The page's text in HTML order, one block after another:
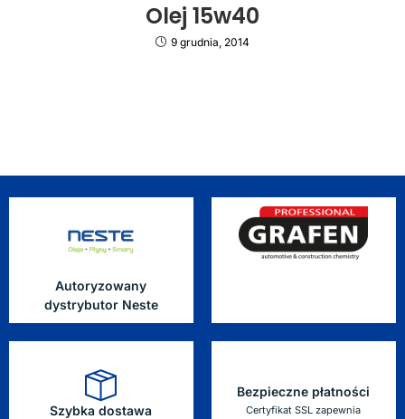
Olej 15w40
9 grudnia, 2014
Autoryzowany
dystrybutor Neste
Szybka dostawa
Bezpieczne płatności
Certyfikat SSL zapewnia